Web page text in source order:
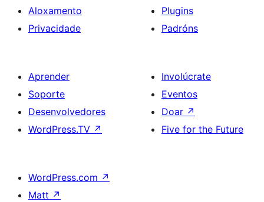
Aloxamento
Privacidade
Plugins
Padróns
Aprender
Soporte
Desenvolvedores
WordPress.TV ↗
Involúcrate
Eventos
Doar ↗
Five for the Future
WordPress.com ↗
Matt ↗